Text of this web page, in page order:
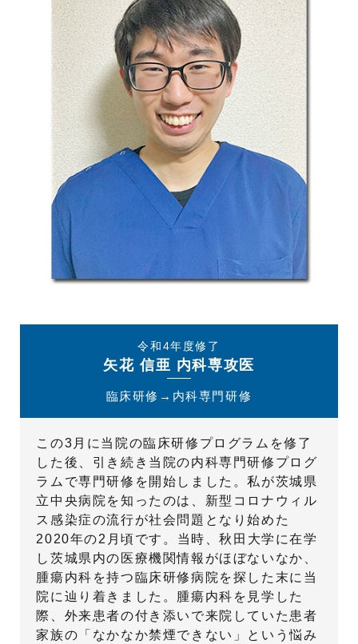
令和4年度修了
矢花 信亜 内科専攻医
臨床研修→内科専門研修
この3月に当院の臨床研修プログラムを修了
した後、引き続き当院の内科専門研修プログ
ラムで専門研修を開始しました。私が茨城県
立中央病院を知ったのは、新型コロナウィル
ス感染症の流行が社会問題となり始めた
2020年の2月頃です。当時、秋田大学に在学
し茨城県内の医療機関情報がほぼないなか、
腫瘍内科を持つ臨床研修病院を探した末に当
院に辿り着きました。腫瘍内科を見学した
際、外来患者の付き添いで来院していた患者
家族の「なかなか禁煙できない」という悩み